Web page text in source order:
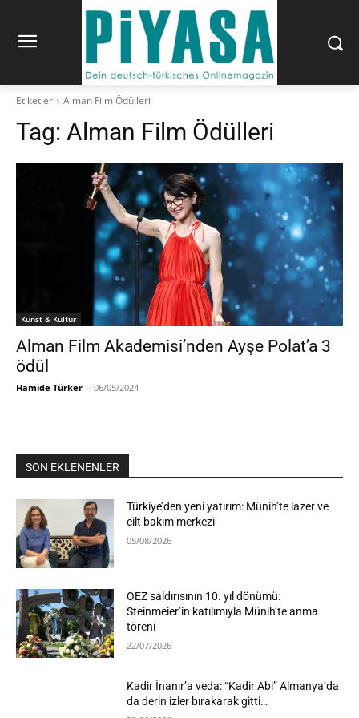
Etiketler Alman Film Ödülleri
Tag: Alman Film Ödülleri
Kunst & Kultur
Alman Film Akademisi’nden Ayşe Polat’a 3
ödül
Hamide Türker - 06/05/2024
SON EKLENENLER
Türkiye’den yeni yatırım: Münih’te lazer ve
cilt bakım merkezi
05/08/2026
OEZ saldırısının 10. yıl dönümü:
Steinmeier’in katılımıyla Münih’te anma
töreni
22/07/2026
Kadir İnanır’a veda: “Kadir Abi” Almanya’da
da derin izler bırakarak gitti…